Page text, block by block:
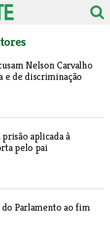
Nelson Carvalho
e de discriminação
aplicada à
pelo pai
do Parlamento ao fim